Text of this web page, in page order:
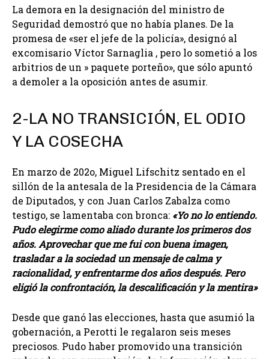
La demora en la designación del ministro de
Seguridad demostró que no había planes. De la
promesa de «ser el jefe de la policía», designó al
excomisario Víctor Sarnaglia , pero lo sometió a los
arbitrios de un » paquete porteño», que sólo apuntó
a demoler a la oposición antes de asumir.
2-LA NO TRANSICIÓN, EL ODIO
Y LA COSECHA
En marzo de 202o, Miguel Lifschitz sentado en el
sillón de la antesala de la Presidencia de la Cámara
de Diputados, y con Juan Carlos Zabalza como
testigo, se lamentaba con bronca: «Yo no lo entiendo.
Pudo elegirme como aliado durante los primeros dos
años. Aprovechar que me fui con buena imagen,
trasladar a la sociedad un mensaje de calma y
racionalidad, y enfrentarme dos años después. Pero
eligió la confrontación, la descalificación y la mentira»
Desde que ganó las elecciones, hasta que asumió la
gobernación, a Perotti le regalaron seis meses
preciosos. Pudo haber promovido una transición